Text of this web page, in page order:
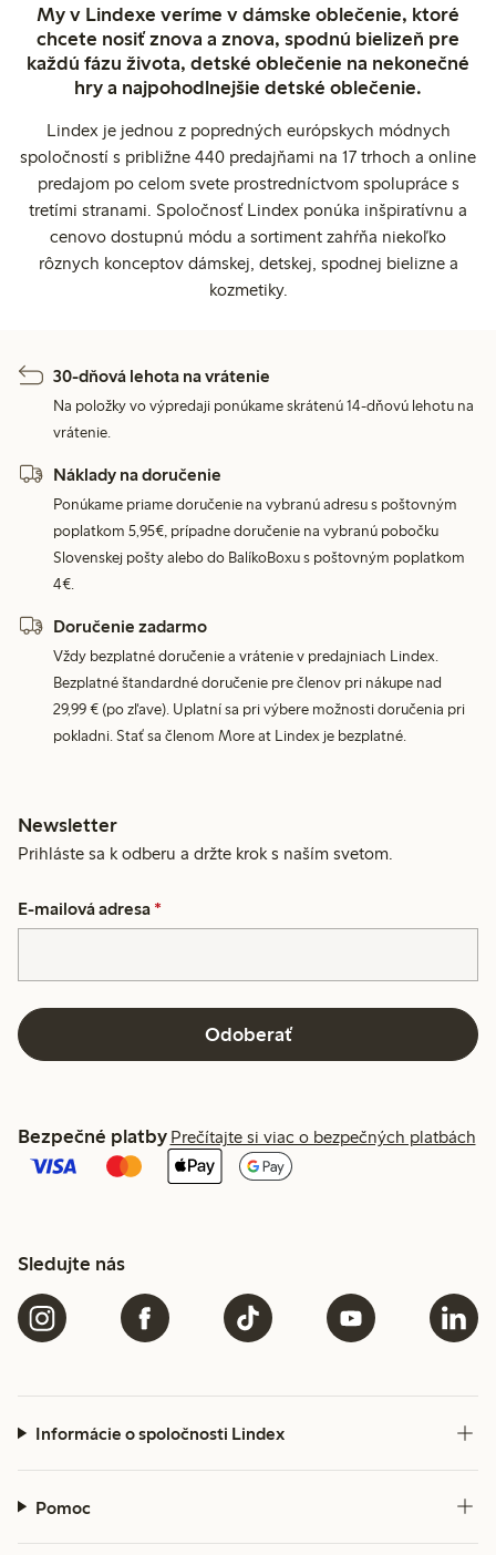
My v Lindexe veríme v dámske oblečenie, ktoré
chcete nosiť znova a znova, spodnú bielizeň pre
každú fázu života, detské oblečenie na nekonečné
hry a najpohodlnejšie detské oblečenie.
Lindex je jednou z popredných európskych módnych
spoločností s približne 440 predajňami na 17 trhoch a online
predajom po celom svete prostredníctvom spolupráce s
tretími stranami. Spoločnosť Lindex ponúka inšpiratívnu a
cenovo dostupnú módu a sortiment zahŕňa niekoľko
rôznych konceptov dámskej, detskej, spodnej bielizne a
kozmetiky.
30-dňová lehota na vrátenie
Na položky vo výpredaji ponúkame skrátenú 14-dňovú lehotu na
vrátenie.
Náklady na doručenie
Ponúkame priame doručenie na vybranú adresu s poštovným
poplatkom 5,95€, prípadne doručenie na vybranú pobočku
Slovenskej pošty alebo do BalíkoBoxu s poštovným poplatkom
4€.
Doručenie zadarmo
Vždy bezplatné doručenie a vrátenie v predajniach Lindex.
Bezplatné štandardné doručenie pre členov pri nákupe nad
29,99 € (po zľave). Uplatní sa pri výbere možnosti doručenia pri
pokladni. Stať sa členom More at Lindex je bezplatné.
Newsletter
Prihláste sa k odberu a držte krok s naším svetom.
E-mailová adresa *
Odoberať
Bezpečné platby Prečítajte si viac o bezpečných platbách
Sledujte nás
Informácie o spoločnosti Lindex
Pomoc